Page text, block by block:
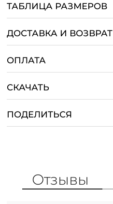
ТАБЛИЦА РАЗМЕРОВ
ДОСТАВКА И ВОЗВРАТ
ОПЛАТА
СКАЧАТЬ
ПОДЕЛИТЬСЯ
Отзывы